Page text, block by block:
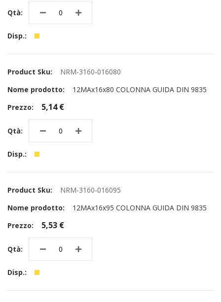
NRM-3160-016080
12MAx16x80 COLONNA GUIDA DIN 9835
5,14 €
NRM-3160-016095
12MAx16x95 COLONNA GUIDA DIN 9835
5,53 €